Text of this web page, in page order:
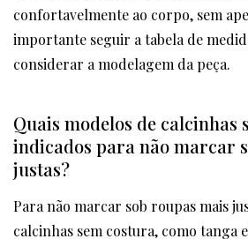
confortavelmente ao corpo, sem
importante seguir a tabela de
considerar a modelagem da peça.
Quais modelos de calcinhas
indicados para não marcar
justas?
Para não marcar sob roupas mais
calcinhas sem costura, como tanga